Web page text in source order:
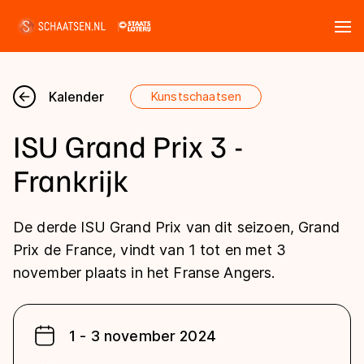
Nieuws
Kalender
Marathon
Langebaan
Shorttrack
Inlineskaten
Uitslagen
Shorttrack
Tijden & historie
Kalender Kunstschaatsen
1 - 3 november 2024
ISU Grand Prix 3 -
Frankrijk
De derde ISU Grand Prix van dit seizoen, Grand
Prix de France, vindt van 1 tot en met 3
november plaats in het Franse Angers.